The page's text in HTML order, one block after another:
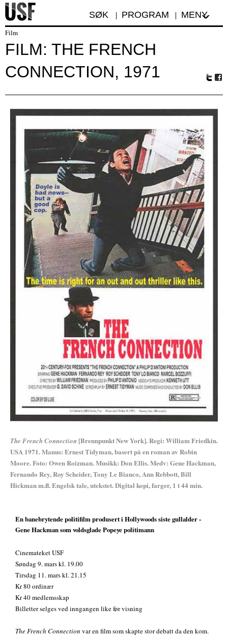
SØK PROGRAM MENY
Film
FILM: THE FRENCH
CONNECTION, 1971
r
oo
The French Connection [Brennpunkt New York]. Regi: William Friedkin.
USA 1971. Manus: Ernest Tidyman, basert på en roman av Robin
Moore. Foto: Owen Roizman. Musikk: Don Ellis. Medv: Gene Hackman,
Fernando Rey, Roy Scheider, Tony Le Bianco, Ann Rebbott, Bill
Hickman m.fl. Engelsk tale, utekstet. Digital kopi, farger, 1 t 44 min.
En banebrytende politifilm produsert i Hollywoods siste gullalder -
Gene Hackman som voldsglade Popeye politimann
Cinemateket USF
Søndag 9. mars kl. 19.00
Tirsdag 11. mars kl. 21.15
Kr 80 ordinær
Kr 40 medlemsskap
Billetter selges ved inngangen like før visning
The French Connection var en film som skapte stor debatt da den kom.